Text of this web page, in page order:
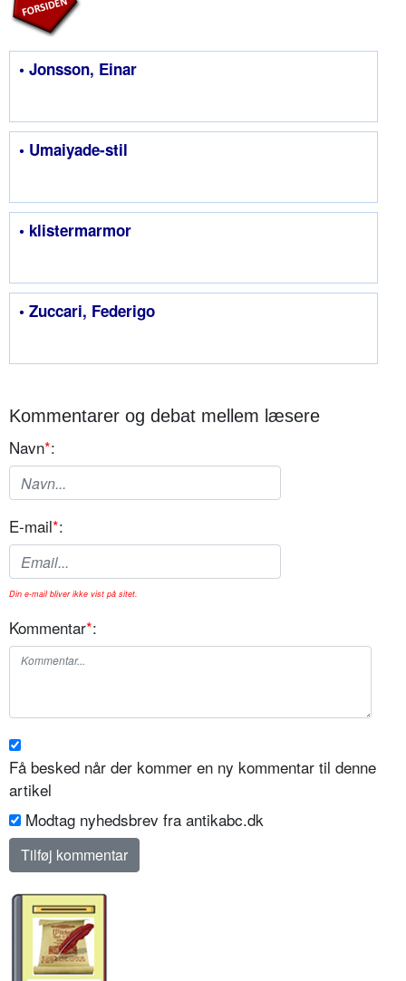
• Jonsson, Einar
• Umaiyade-stil
• klistermarmor
• Zuccari, Federigo
Kommentarer og debat mellem læsere
Navn*:
E-mail*:
Din e-mail bliver ikke vist på sitet.
Kommentar*:
Få besked når der kommer en ny kommentar til denne
artikel
Modtag nyhedsbrev fra antikabc.dk